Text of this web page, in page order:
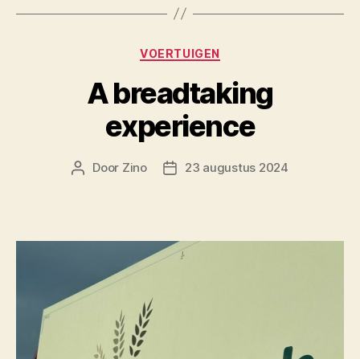
Categorieën
VOERTUIGEN
A breadtaking
experience
Berichtauteur
Door Zino Berichtdatum
23 augustus 2024